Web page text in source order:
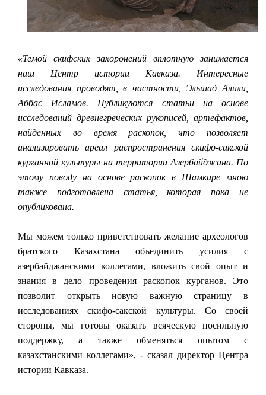
«Темой скифских захоронений вплотную занимается
наш Центр истории Кавказа. Интересные
исследования проводят, в частности, Эльшад Алили,
Аббас Исламов. Публикуются статьи на основе
исследований древнегреческих рукописей, артефактов,
найденных во время раскопок, что позволяет
анализировать ареал распространения скифо-сакской
курганной культуры на территории Азербайджана. По
этому поводу на основе раскопок в Шамкире мною
также подготовлена статья, которая пока не
опубликована.
Мы можем только приветствовать желание археологов
братского Казахстана объединить усилия с
азербайджанскими коллегами, вложить свой опыт и
знания в дело проведения раскопок курганов. Это
позволит открыть новую важную страницу в
исследованиях скифо-сакской культуры. Со своей
стороны, мы готовы оказать всяческую посильную
поддержку, а также обменяться опытом с
казахстанскими коллегами», - сказал директор Центра
истории Кавказа.